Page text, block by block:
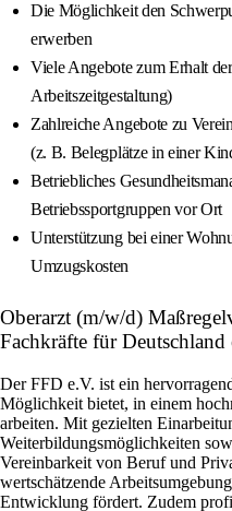
Die Möglichkeit den
erwerben
Viele Angebote zum Erhalt
Arbeitszeitgestaltung)
Zahlreiche Angebote zu
(z. B. Belegplätze in einer
Betriebliches
Betriebssportgruppen vor Ort
Unterstützung bei einer
Umzugskosten
Oberarzt (m/w/d)
Fachkräfte für Deutschland
Der FFD e.V. ist ein
Möglichkeit bietet, in einem
arbeiten. Mit gezielten
Weiterbildungsmöglichkeiten
Vereinbarkeit von Beruf und
wertschätzende
Entwicklung fördert. Zudem